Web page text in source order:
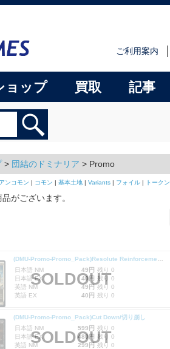
ご利用案内
ョップ 買取 記事
アンコモン | コモン | 基本土地 | Variants | フォイル | トークン
> 団結のドミナリア > Promo
がございます。
日本語 NM
49円 残り 0
日本語 EX
40円 残り 0
英語 NM
49円 残り 0
英語 EX
40円 残り 0
SOLDOUT
(DMU-Promo-Promo_Pack)Cut Down/切り崩し
日本語 NM
599円 残り 0
日本語 EX
480円 残り 0
英語 NM
299円 残り 0
SOLDOUT